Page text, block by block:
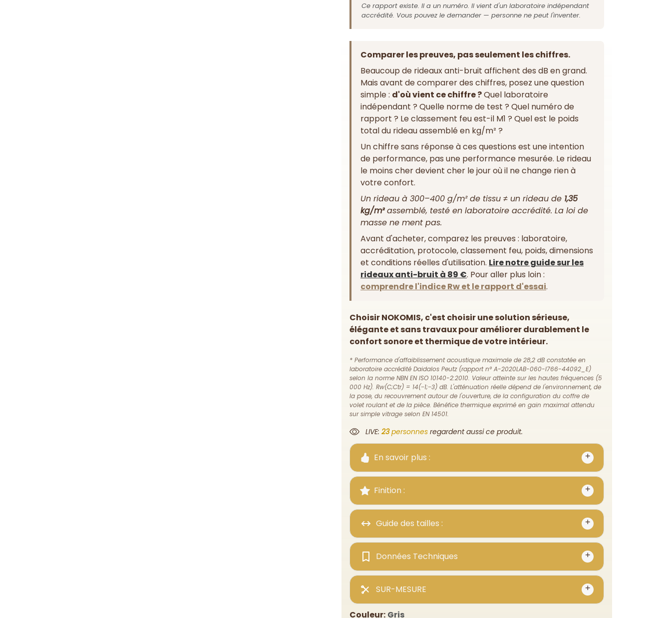
Ce rapport existe. Il a un numéro. Il vient d'un laboratoire indépendant
accrédité. Vous pouvez le demander — personne ne peut l'inventer.
Comparer les preuves, pas seulement les chiffres.
Beaucoup de rideaux anti-bruit affichent des dB en grand.
Mais avant de comparer des chiffres, posez une question
simple : d'où vient ce chiffre ?Quel laboratoire
indépendant ? Quelle norme de test ? Quel numéro de
rapport ? Le classement feu est-il M1 ? Quel est le poids
total du rideau assemblé en kg/m² ?
Un chiffre sans réponse à ces questions est une intention
de performance, pas une performance mesurée. Le rideau
le moins cher devient cher le jour où il ne change rien à
votre confort.
Un rideau à 300–400 g/m² de tissu ≠ un rideau de 1,35
kg/m²assemblé, testé en laboratoire accrédité. La loi de
masse ne ment pas.
Avant d'acheter, comparez les preuves : laboratoire,
accréditation, protocole, classement feu, poids, dimensions
et conditions réelles d'utilisation. Lire notre guide sur les
rideaux anti-bruit à 89 €. Pour aller plus loin :
comprendre l'indice Rw et le rapport d'essai.
Choisir NOKOMIS, c'est choisir une solution sérieuse,
élégante et sans travaux pour améliorer durablement le
confort sonore et thermique de votre intérieur.
* Performance d'affaiblissement acoustique maximale de 28,2 dB constatée en
laboratoire accrédité Daidalos Peutz (rapport n° A-2020LAB-060-I766-44092_E)
selon la norme NBN EN ISO 10140-2:2010. Valeur atteinte sur les hautes fréquences (5
000 Hz). Rw(C;Ctr) = 14(−1;−3) dB. L'atténuation réelle dépend de l'environnement, de
la pose, du recouvrement autour de l'ouverture, de la configuration du coffre de
volet roulant et de la pièce. Bénéfice thermique exprimé en gain maximal attendu
sur simple vitrage selon EN 14501.
LIVE: 11 personnesregardent aussi ce produit.
En savoir plus :
Finition :
Guide des tailles :
Données Techniques
SUR-MESURE
Couleur: Gris